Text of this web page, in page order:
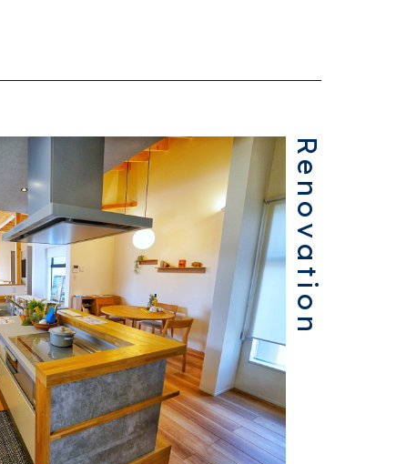
Renovation